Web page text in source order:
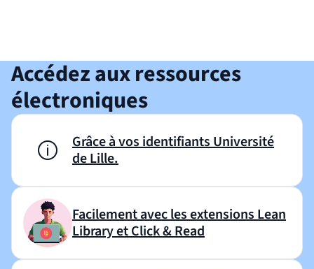
Accédez aux ressources
électroniques
Grâce à vos identifiants Université
de Lille.
Facilement avec les extensions Lean
Library et Click & Read